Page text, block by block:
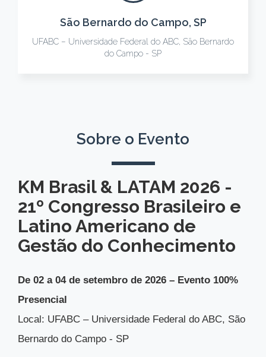
São Bernardo do Campo, SP
UFABC – Universidade Federal do ABC, São Bernardo
do Campo - SP
Sobre o Evento
KM Brasil & LATAM 2026 -
21º Congresso Brasileiro e
Latino Americano de
Gestão do Conhecimento
De 02 a 04 de setembro de 2026 – Evento 100%
Presencial
Local: UFABC – Universidade Federal do ABC, São
Bernardo do Campo - SP